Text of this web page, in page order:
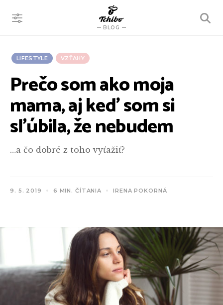
BLOG
VYHĽADÁVANIE
LIFESTYLE VZŤAHY
Prečo som ako moja
mama, aj keď som si
sľúbila, že nebudem
…a čo dobré z toho vyťažiť?
9. 5. 2019 6 MIN. ČÍTANIA IRENA POKORNÁ